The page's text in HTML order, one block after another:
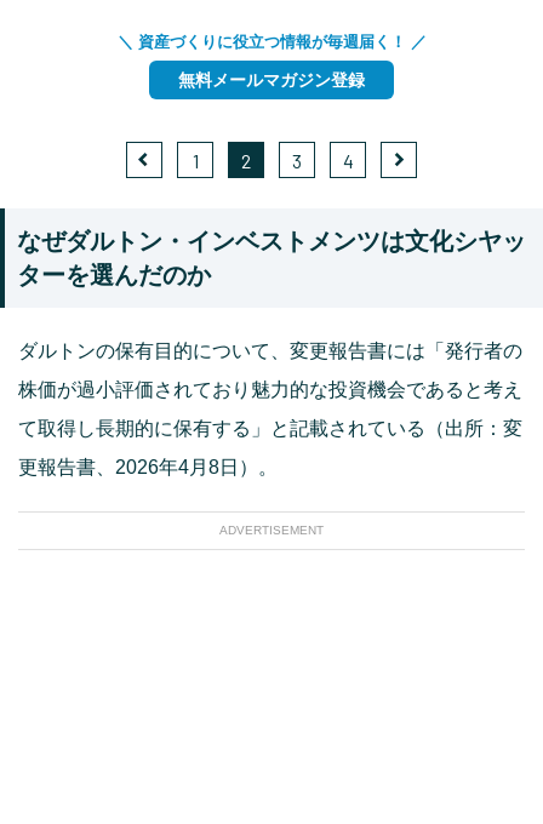
＼ 資産づくりに役立つ情報が毎週届く！ ／
無料メールマガジン登録
1 2 3 4
なぜダルトン・インベストメンツは文化シヤッ
ターを選んだのか
ダルトンの保有目的について、変更報告書には「発行者の
株価が過小評価されており魅力的な投資機会であると考え
て取得し長期的に保有する」と記載されている（出所：変
更報告書、2026年4月8日）。
ADVERTISEMENT